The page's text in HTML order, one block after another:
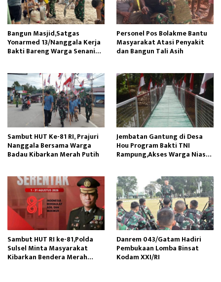
Bangun Masjid,Satgas
Yonarmed 13/Nanggala Kerja
Bakti Bareng Warga Senaning
Personel Pos Bolakme Bantu
Masyarakat Atasi Penyakit
dan Bangun Tali Asih
Sambut HUT Ke-81 RI, Prajuri
Nanggala Bersama Warga
Badau Kibarkan Merah Putih
Jembatan Gantung di Desa
Hou Program Bakti TNI
Rampung,Akses Warga Nias
Sambut HUT RI ke-81,Polda
Sulsel Minta Masyarakat
Kibarkan Bendera Merah
Danrem 043/Gatam Hadiri
Pembukaan Lomba Binsat
Kodam XXI/RI